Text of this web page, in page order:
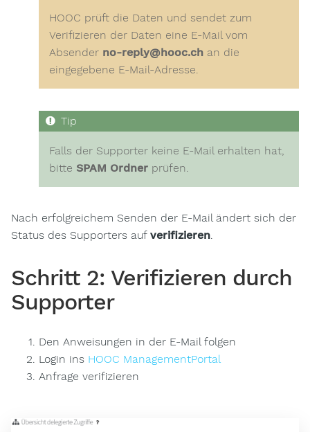
HOOC prüft die Daten und sendet zum
Verifizieren der Daten eine E-Mail vom
Absender no-reply@hooc.ch an die
eingegebene E-Mail-Adresse.
Falls der Supporter keine E-Mail erhalten hat,
bitte SPAM Ordner prüfen.
Nach erfolgreichem Senden der E-Mail ändert sich der
Status des Supporters auf verifizieren.
Schritt 2: Verifizieren durch
Supporter
Den Anweisungen in der E-Mail folgen
Login ins HOOC ManagementPortal
Anfrage verifizieren